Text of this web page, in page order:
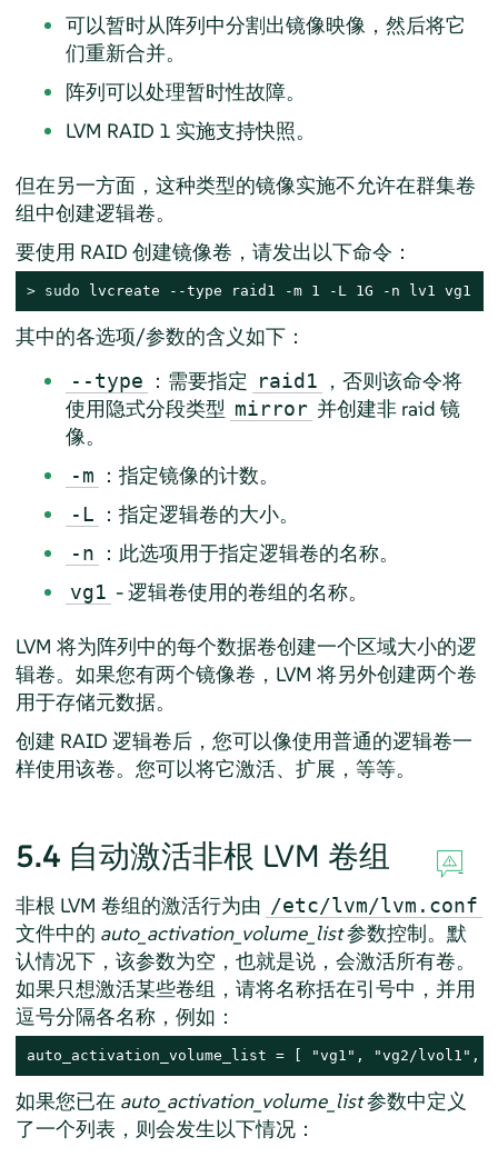
可以暂时从阵列中分割出镜像映像，然后将它
们重新合并。
阵列可以处理暂时性故障。
LVM RAID 1 实施支持快照。
但在另一方面，这种类型的镜像实施不允许在群集卷
组中创建逻辑卷。
要使用 RAID 创建镜像卷，请发出以下命令：
> sudo lvcreate --type raid1 -m 1 -L 1G -n lv1 vg1
其中的各选项/参数的含义如下：
--type ：需要指定 raid1
，否则该命令将
使用隐式分段类型 mirror 并创建非 raid 镜
像。
-m ：指定镜像的计数。
-L ：指定逻辑卷的大小。
-n ：此选项用于指定逻辑卷的名称。
vg1 - 逻辑卷使用的卷组的名称。
LVM 将为阵列中的每个数据卷创建一个区域大小的逻
辑卷。如果您有两个镜像卷，LVM 将另外创建两个卷
用于存储元数据。
创建 RAID 逻辑卷后，您可以像使用普通的逻辑卷一
样使用该卷。您可以将它激活、扩展，等等。
5.4 自动激活非根 LVM 卷组
非根 LVM 卷组的激活行为由 /etc/lvm/lvm.conf
文件中的 auto_activation_volume_list参数控制。默
认情况下，该参数为空，也就是说，会激活所有卷。
如果只想激活某些卷组，请将名称括在引号中，并用
逗号分隔各名称，例如：
auto_activation_volume_list = [ "vg1", "vg2/lvol1",
如果您已在 auto_activation_volume_list参数中定义
了一个列表，则会发生以下情况：